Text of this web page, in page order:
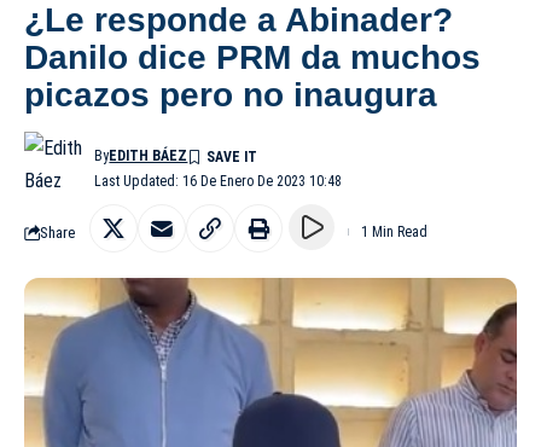
¿Le responde a Abinader?
Danilo dice PRM da muchos
picazos pero no inaugura
Last Updated: 16 De Enero De 2023 10:48
ByEDITH BÁEZ
Share 1 Min Read